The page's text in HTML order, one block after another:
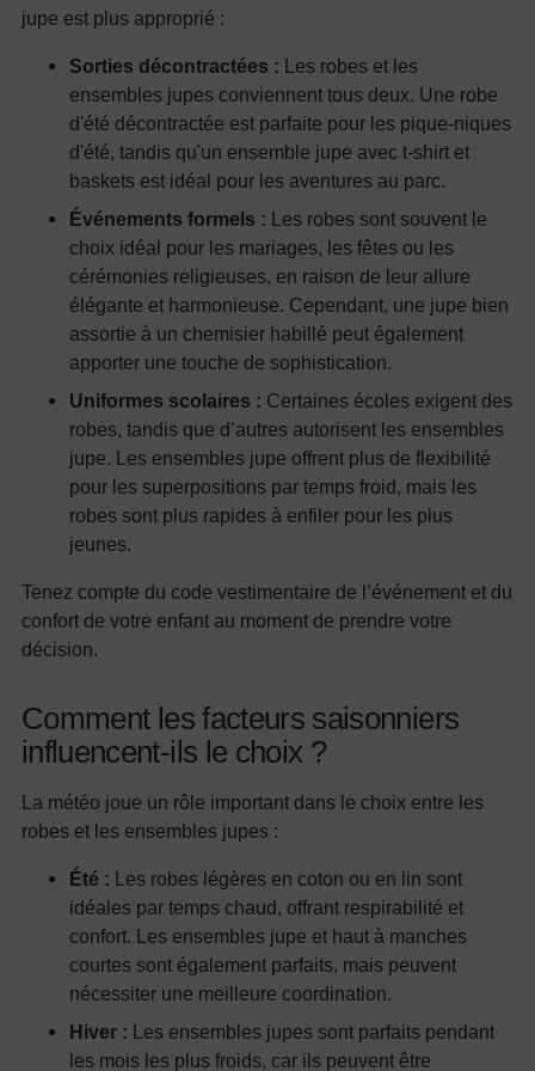
jupe est plus approprié :
Sorties décontractées : Les robes et les
ensembles jupes conviennent tous deux. Une robe
d'été décontractée est parfaite pour les pique-niques
d'été, tandis qu'un ensemble jupe avec t-shirt et
baskets est idéal pour les aventures au parc.
Événements formels : Les robes sont souvent le
choix idéal pour les mariages, les fêtes ou les
cérémonies religieuses, en raison de leur allure
élégante et harmonieuse. Cependant, une jupe bien
assortie à un chemisier habillé peut également
apporter une touche de sophistication.
Uniformes scolaires : Certaines écoles exigent des
robes, tandis que d’autres autorisent les ensembles
jupe. Les ensembles jupe offrent plus de flexibilité
pour les superpositions par temps froid, mais les
robes sont plus rapides à enfiler pour les plus
jeunes.
Tenez compte du code vestimentaire de l’événement et du
confort de votre enfant au moment de prendre votre
décision.
Comment les facteurs saisonniers
influencent-ils le choix ?
La météo joue un rôle important dans le choix entre les
robes et les ensembles jupes :
Été : Les robes légères en coton ou en lin sont
idéales par temps chaud, offrant respirabilité et
confort. Les ensembles jupe et haut à manches
courtes sont également parfaits, mais peuvent
nécessiter une meilleure coordination.
Hiver : Les ensembles jupes sont parfaits pendant
les mois les plus froids, car ils peuvent être